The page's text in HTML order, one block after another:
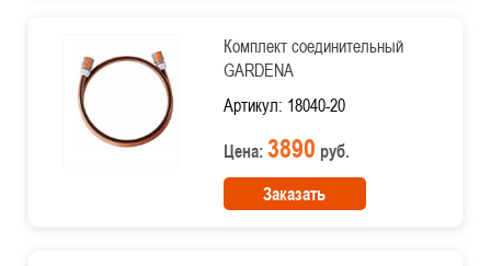
Комплект соединительный
GARDENA
Артикул: 18040-20
Цена: 3890 руб.
Заказать